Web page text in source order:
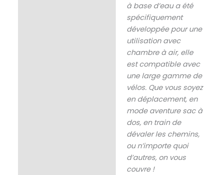
à base d’eau a été
spécifiquement
développée pour une
utilisation avec
chambre à air, elle
est compatible avec
une large gamme de
vélos. Que vous soyez
en déplacement, en
mode aventure sac à
dos, en train de
dévaler les chemins,
ou n’importe quoi
d’autres, on vous
couvre !